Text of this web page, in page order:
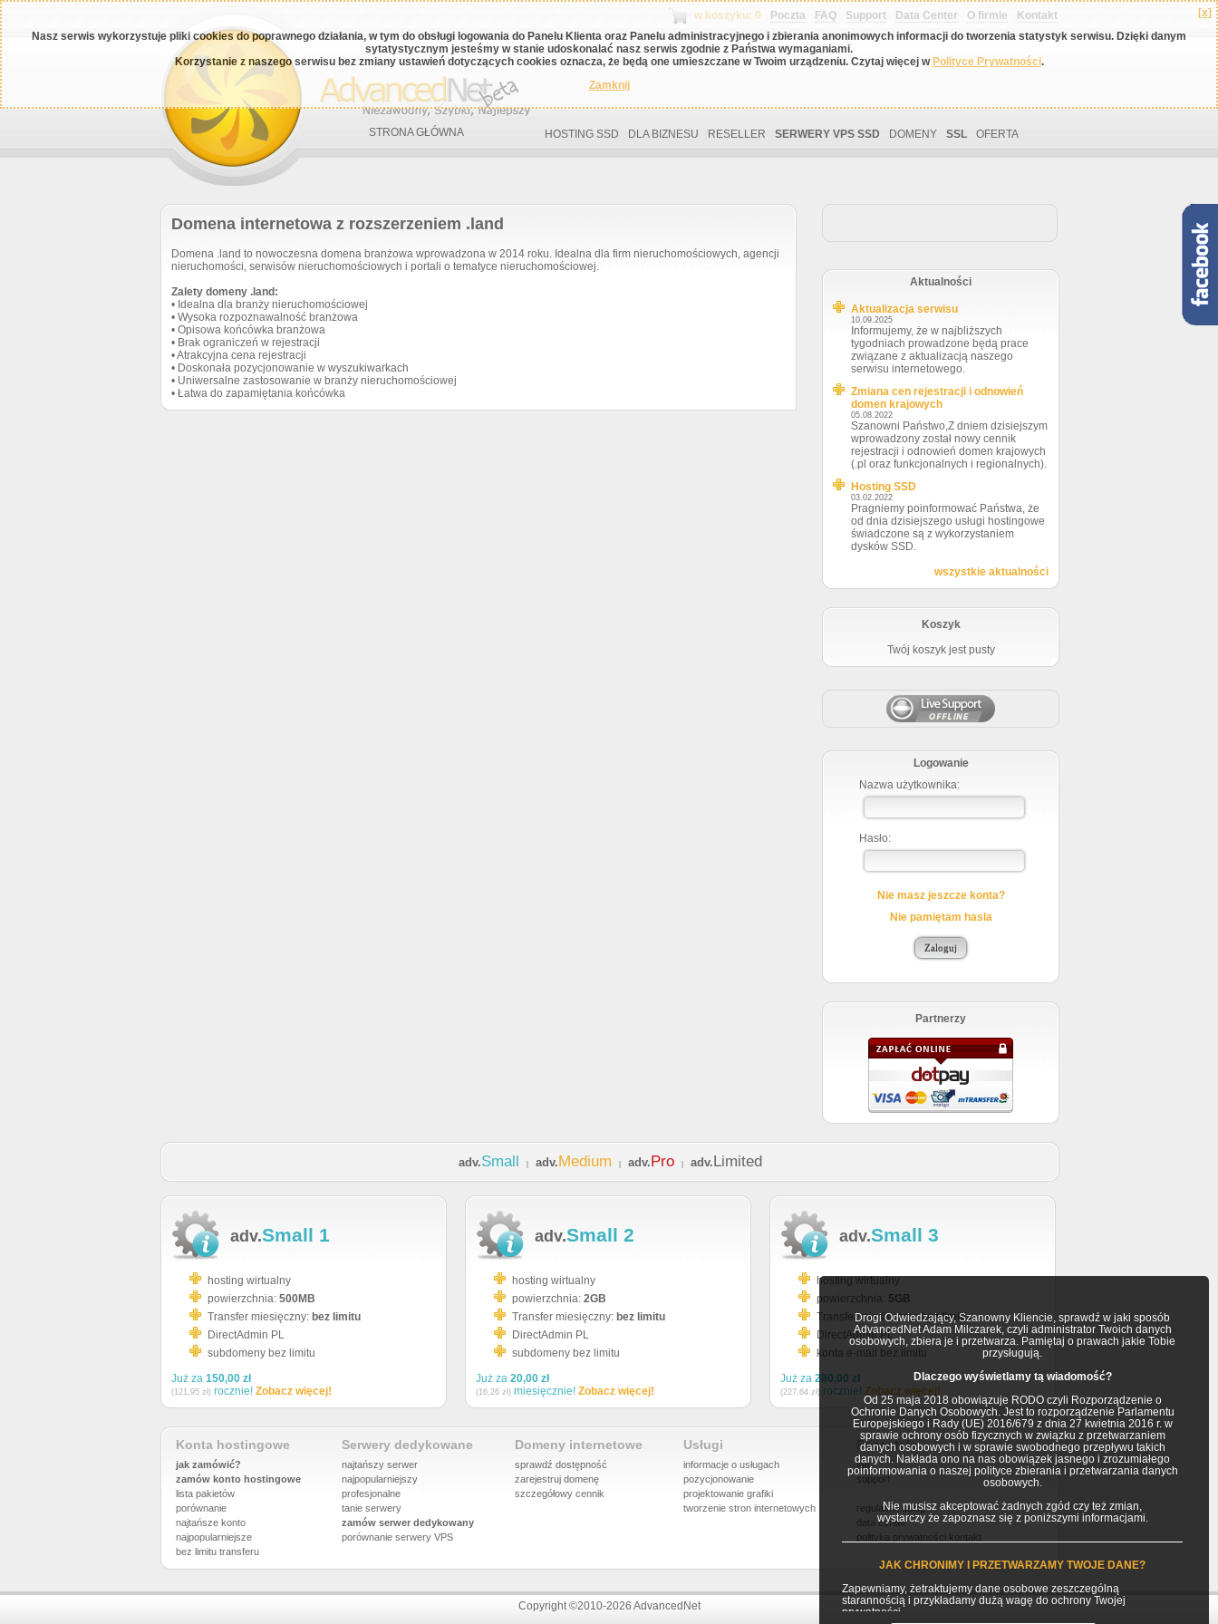
[x]
Nasz serwis wykorzystuje pliki cookies do poprawnego działania, w tym do obsługi logowania do Panelu Klienta oraz Panelu administracyjnego i zbierania anonimowych informacji do tworzenia statystyk serwisu. Dzięki danym
sytatystycznym jesteśmy w stanie udoskonalać nasz serwis zgodnie z Państwa wymaganiami.
Korzystanie z naszego serwisu bez zmiany ustawień dotyczących cookies oznacza, że będą one umieszczane w Twoim urządzeniu. Czytaj więcej w Polityce Prywatności.
Zamknij
Drogi Odwiedzający, Szanowny Kliencie, sprawdź w jaki sposób
AdvancedNet Adam Milczarek, czyli administrator Twoich danych
osobowych, zbiera je i przetwarza. Pamiętaj o prawach jakie Tobie
przysługują.
Dlaczego wyświetlamy tą wiadomość?
Od 25 maja 2018 obowiązuje RODO czyli Rozporządzenie o
Ochronie Danych Osobowych. Jest to rozporządzenie Parlamentu
Europejskiego i Rady (UE) 2016/679 z dnia 27 kwietnia 2016 r. w
sprawie ochrony osób fizycznych w związku z przetwarzaniem
danych osobowych i w sprawie swobodnego przepływu takich
danych. Nakłada ono na nas obowiązek jasnego i zrozumiałego
poinformowania o naszej polityce zbierania i przetwarzania danych
osobowych.
Nie musisz akceptować żadnych zgód czy też zmian,
wystarczy że zapoznasz się z poniższymi informacjami.
JAK CHRONIMY I PRZETWARZAMY TWOJE DANE?
Zapewniamy, żetraktujemy dane osobowe zeszczególną
starannością i przykładamy dużą wagę do ochrony Twojej
prywatności.
w koszyku: 0 Poczta FAQ Support Data Center O firmie Kontakt
STRONA GŁÓWNA HOSTING SSD DLA BIZNESU RESELLER SERWERY VPS SSD DOMENY SSL OFERTA
Aktualności
Aktualizacja serwisu
10.09.2025
Informujemy, że w najbliższych
tygodniach prowadzone będą prace
związane z aktualizacją naszego
serwisu internetowego.
Zmiana cen rejestracji i odnowień
domen krajowych
05.08.2022
Szanowni Państwo,Z dniem dzisiejszym
wprowadzony został nowy cennik
rejestracji i odnowień domen krajowych
(.pl oraz funkcjonalnych i regionalnych).
Hosting SSD
03.02.2022
Pragniemy poinformować Państwa, że
od dnia dzisiejszego usługi hostingowe
świadczone są z wykorzystaniem
dysków SSD.
wszystkie aktualności
Koszyk
Twój koszyk jest pusty
Logowanie
Nazwa użytkownika:
Hasło:
Nie masz jeszcze konta?
Nie pamiętam hasla
Partnerzy
Domena internetowa z rozszerzeniem .land
Domena .land to nowoczesna domena branżowa wprowadzona w 2014 roku. Idealna dla firm nieruchomościowych, agencji
nieruchomości, serwisów nieruchomościowych i portali o tematyce nieruchomościowej.
Zalety domeny .land:
• Idealna dla branży nieruchomościowej
• Wysoka rozpoznawalność branżowa
• Opisowa końcówka branżowa
• Brak ograniczeń w rejestracji
• Atrakcyjna cena rejestracji
• Doskonała pozycjonowanie w wyszukiwarkach
• Uniwersalne zastosowanie w branży nieruchomościowej
• Łatwa do zapamiętania końcówka
adv.Small adv.Medium adv.Pro adv.Limited
adv.Small 1
hosting wirtualny
powierzchnia: 500MB
Transfer miesięczny: bez limitu
DirectAdmin PL
subdomeny bez limitu
Już za 150,00 zł
(121,95 zł) rocznie! Zobacz więcej!
adv.Small 2
hosting wirtualny
powierzchnia: 2GB
Transfer miesięczny: bez limitu
DirectAdmin PL
subdomeny bez limitu
Już za 20,00 zł
(16,26 zł) miesięcznie! Zobacz więcej!
adv.Small 3
hosting wirtualny
powierzchnia: 5GB
Transfer miesięczny:bez limitu
DirectAdmin PL
konta e-mail bez limitu
Już za 280,00 zł
(227,64 zł) rocznie! Zobacz więcej!
Konta hostingowe
jak zamówić?
zamów konto hostingowe
lista pakietów
porównanie
najtańsze konto
najpopularniejsze
bez limitu transferu
Serwery dedykowane
najtańszy serwer
najpopularniejszy
profesjonalne
tanie serwery
zamów serwer dedykowany
porównanie serwery VPS
Domeny internetowe
sprawdź dostępność
zarejestruj domenę
szczegółowy cennik
Usługi
informacje o usługach
pozycjonowanie
projektowanie grafiki
tworzenie stron internetowych
Pozostałe
faq
support
regulamin usług
data center
polityka prywatności kontakt
Copyright ©2010-2026 AdvancedNet